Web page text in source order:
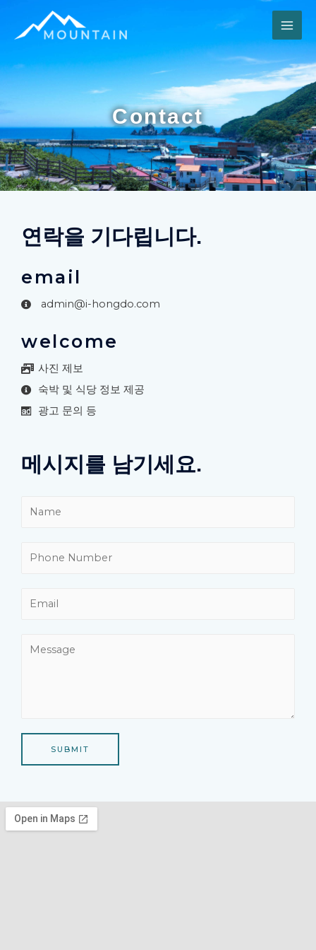
Contact
연락을 기다립니다.
email
admin@i-hongdo.com
welcome
사진 제보
숙박 및 식당 정보 제공
광고 문의 등
메시지를 남기세요.
SUBMIT